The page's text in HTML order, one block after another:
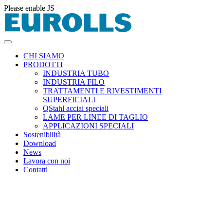
Please enable JS
CHI SIAMO
PRODOTTI
INDUSTRIA TUBO
INDUSTRIA FILO
TRATTAMENTI E RIVESTIMENTI
SUPERFICIALI
QStahl acciai speciali
LAME PER LINEE DI TAGLIO
APPLICAZIONI SPECIALI
Sostenibilità
Download
News
Lavora con noi
Contatti